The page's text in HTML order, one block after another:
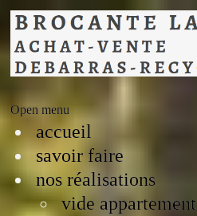
Open menu
accueil
savoir faire
nos réalisations
vide appartement